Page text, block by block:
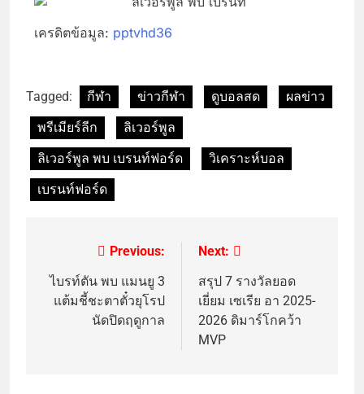
เครดิตข้อมูล: pptvhd36
Tagged: กีฬา ข่าวกีฬา ดูบอลสด
ผลข่าว
พรีเมียร์ลีก
ลิเวอร์พูล
ลิเวอร์พูล พบ เบรนท์ฟอร์ด
วิเคราะห์บอล
เบรนท์ฟอร์ด
Previous:
ไบรท์ตัน พบ แมนยู 3
แต้มชี้ชะตาตั๋วยุโรป
นัดปิดฤดูกาล
Next:
สรุป 7 รางวัลยอด
เยี่ยม เซเรีย อา 2025-
2026 ดิมาร์โกคว้า
MVP